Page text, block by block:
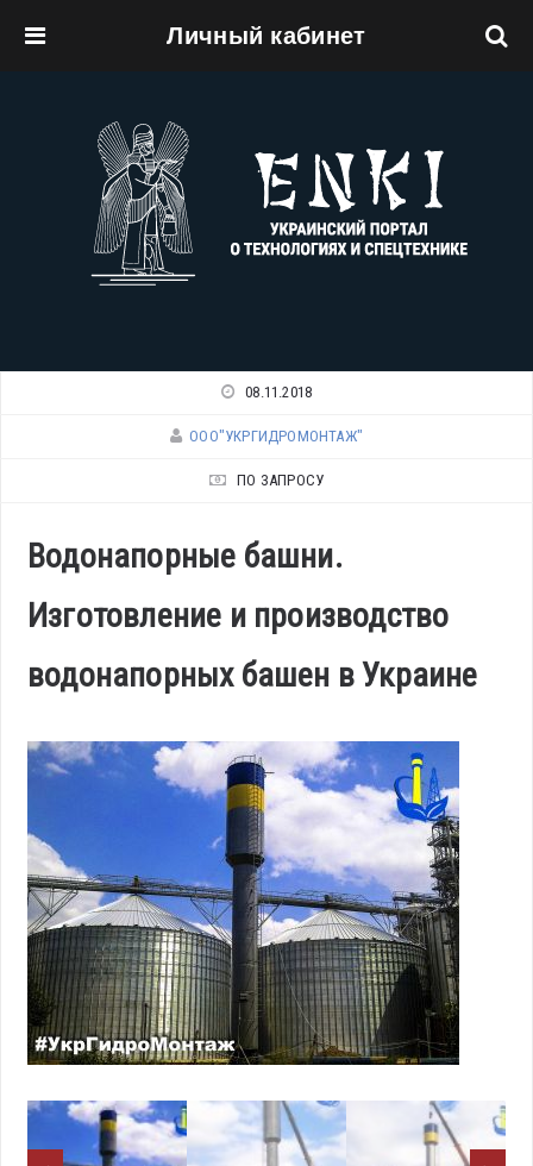
Личный кабинет
08.11.2018
ООО"УКРГИДРОМОНТАЖ"
ПО ЗАПРОСУ
Водонапорные башни.
Изготовление и производство
водонапорных башен в Украине